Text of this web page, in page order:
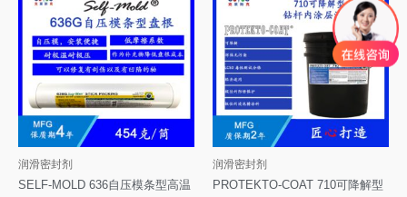
润滑密封剂
SELF-MOLD 636自压模条型高温
润滑密封剂
PROTEKTO-COAT 710可降解型